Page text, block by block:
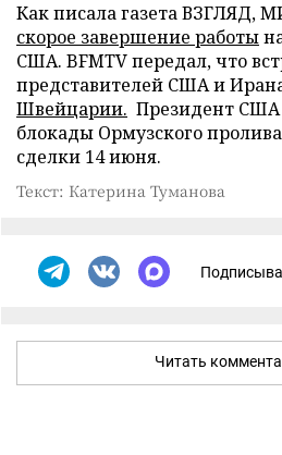
Как писала газета ВЗГЛЯД,
скорое завершение работы
США. BFMTV передал, что
представителей США и
Швейцарии. Президент США
блокады Ормузского
сделки 14 июня.
Текст: Катерина Туманова
Читать